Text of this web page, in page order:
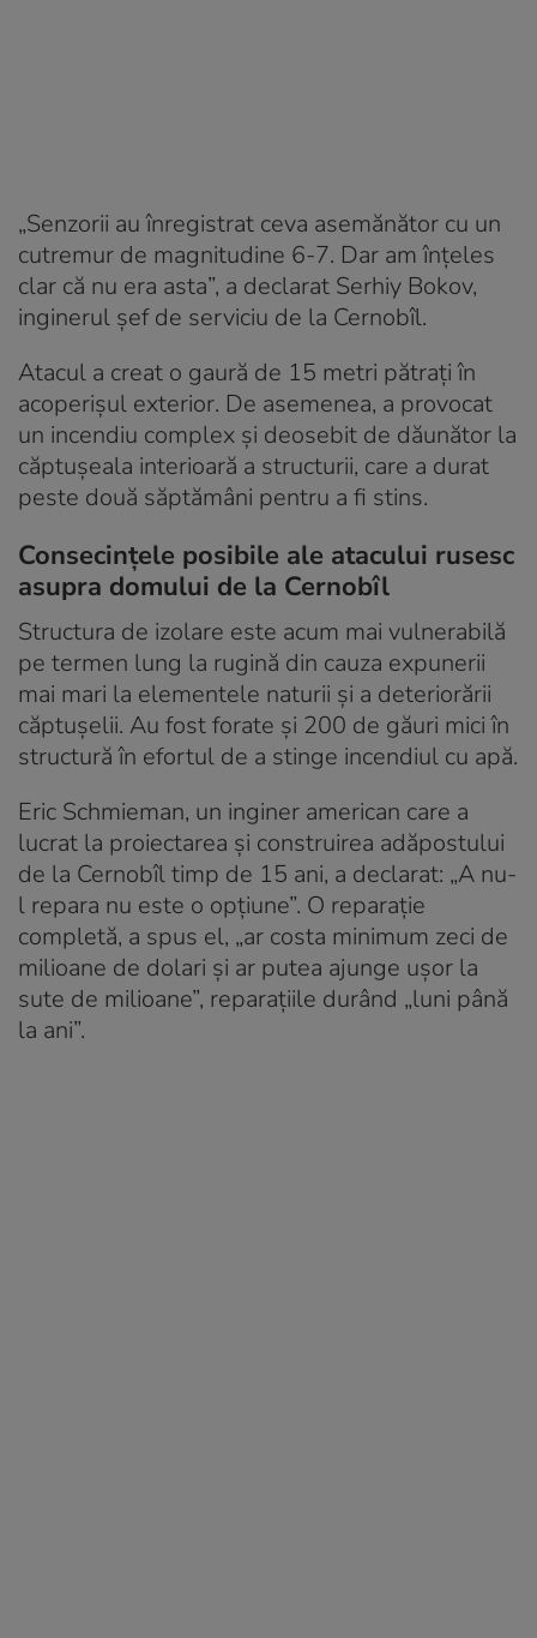
„Senzorii au înregistrat ceva asemănător cu un
cutremur de magnitudine 6-7. Dar am înțeles
clar că nu era asta”, a declarat Serhiy Bokov,
inginerul șef de serviciu de la Cernobîl.
Atacul a creat o gaură de 15 metri pătrați în
acoperișul exterior. De asemenea, a provocat
un incendiu complex și deosebit de dăunător la
căptușeala interioară a structurii, care a durat
peste două săptămâni pentru a fi stins.
Consecințele posibile ale atacului rusesc
asupra domului de la Cernobîl
Structura de izolare este acum mai vulnerabilă
pe termen lung la rugină din cauza expunerii
mai mari la elementele naturii și a deteriorării
căptușelii. Au fost forate și 200 de găuri mici în
structură în efortul de a stinge incendiul cu apă.
Eric Schmieman, un inginer american care a
lucrat la proiectarea și construirea adăpostului
de la Cernobîl timp de 15 ani, a declarat: „A nu-
l repara nu este o opțiune”. O reparație
completă, a spus el, „ar costa minimum zeci de
milioane de dolari și ar putea ajunge ușor la
sute de milioane”, reparațiile durând „luni până
la ani”.